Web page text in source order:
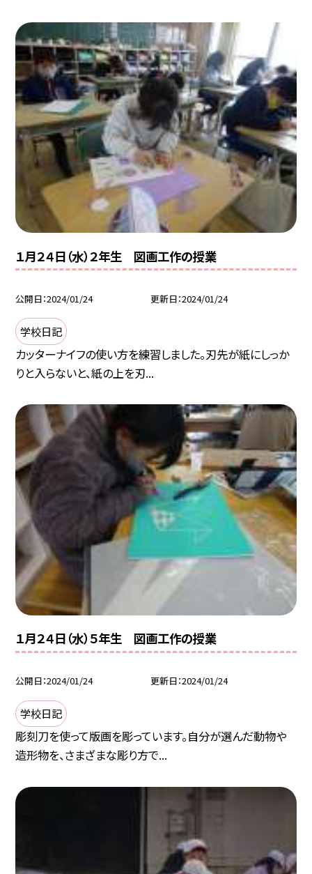
１月２４日（水）２年生 図画工作の授業
公開日 2024/01/24 更新日 2024/01/24
学校日記
カッターナイフの使い方を練習しました。刃先が紙にしっか
りと入らないと、紙の上を刃...
１月２４日（水）５年生 図画工作の授業
公開日 2024/01/24 更新日 2024/01/24
学校日記
彫刻刀を使って版画を彫っています。自分が選んだ動物や
造形物を、さまざまな彫り方で...